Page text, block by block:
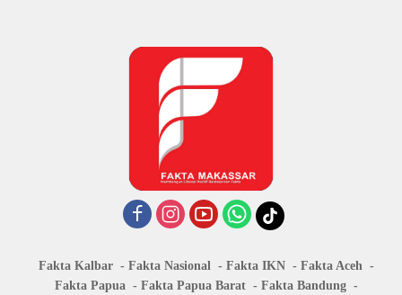
Fakta Kalbar Fakta Nasional Fakta IKN
Fakta Aceh
Fakta Papua
Fakta Papua Barat Fakta Bandung